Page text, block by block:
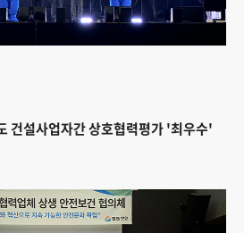
건설사업자간 상호협력평가 '최우수'